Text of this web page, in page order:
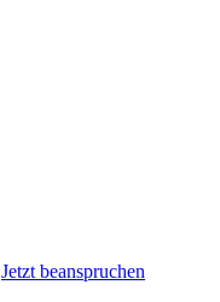
Jetzt beanspruchen